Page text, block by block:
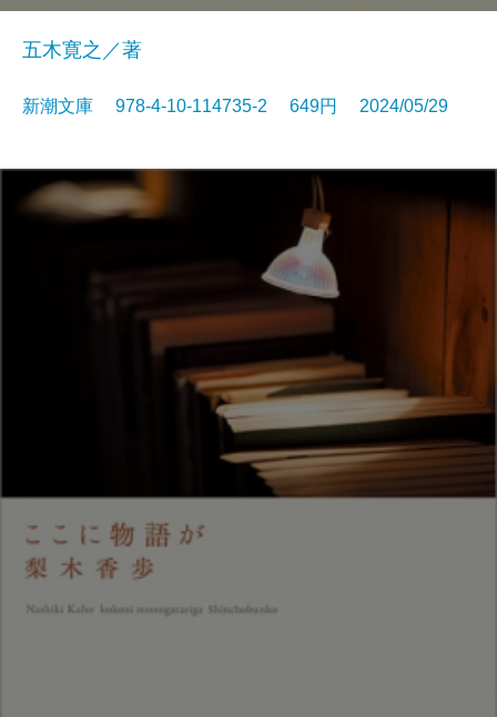
五木寛之／著
新潮文庫 978-4-10-114735-2 649円 2024/05/29